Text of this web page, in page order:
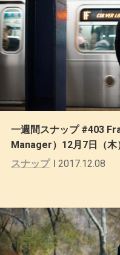
一週間スナップ #403
Manager）12月7日（木
スナップ
2017.12.08